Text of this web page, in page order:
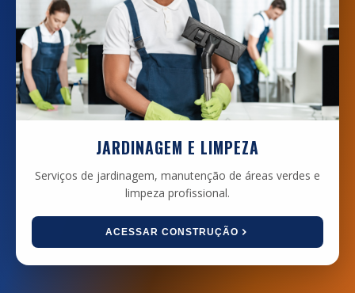
JARDINAGEM E LIMPEZA
Serviços de jardinagem, manutenção de áreas verdes e
limpeza profissional.
ACESSAR CONSTRUÇÃO